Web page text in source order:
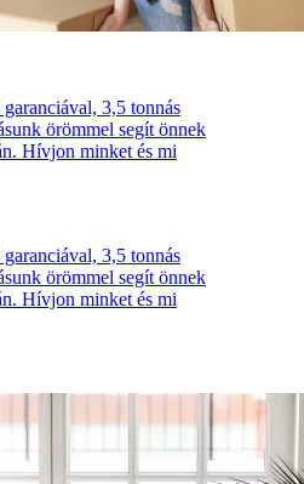
3,5 tonnás
örömmel segít önnek
Hívjon minket és mi
3,5 tonnás
örömmel segít önnek
Hívjon minket és mi